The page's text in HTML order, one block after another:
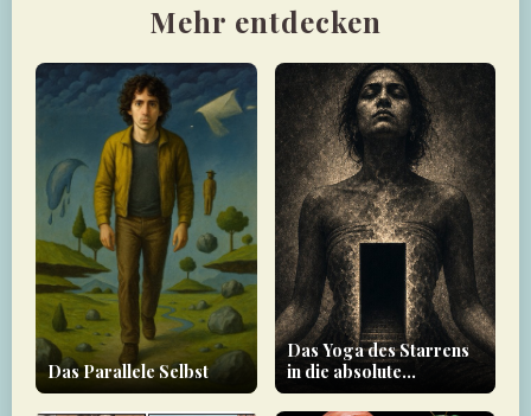
Mehr entdecken
Das Parallele Selbst
Das Yoga des Starrens
in die absolute
Dunkelheit